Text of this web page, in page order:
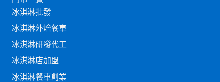
冰淇淋批發
冰淇淋外燴餐車
冰淇淋研發代工
冰淇淋店加盟
冰淇淋餐車創業